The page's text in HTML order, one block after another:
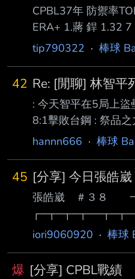
CPBL37年 防禦率
ERA+ 1.蔣 銲 1.32
0.99 179.31 1.82 8
鋼 龍 2.14 5 7 1.11
4 1.10 149.35 8.李
9.摩爾曼* 2.70 5 6
tip790322 · 棒球
42 Re: [閒聊] 林智平
: 今天智平在5局上
8:1擊敗台鋼 : 祭品
05/12 吱17:10喵 死
上時1 :0 : 勝 08/05
08/06 吱8 : 3邦 死壘
吱4 : 1爪 死壘上時0
壘上時3 :3 : 勝
hannn666 · 棒球
45 [分享] 今日張皓
張皓崴 ＃３８ 一
RBI│BB│SO│ AVG│
│１│.359│
iori9060920 · 棒球
爆 [分享] CPBL戰績